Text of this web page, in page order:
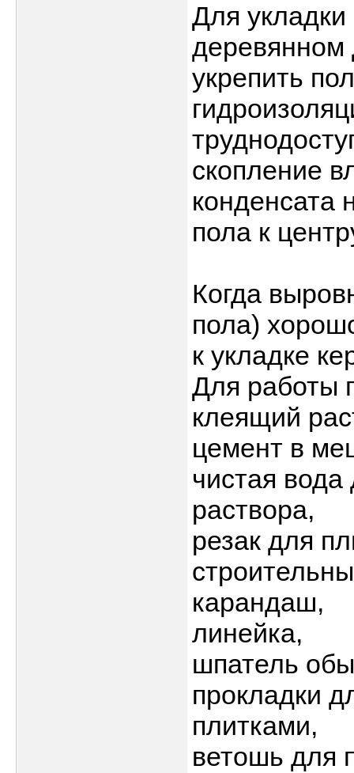
Для укладки
деревянном
укрепить
скопление
конденсата
пола к
Когда
пола)
к укладке
Для работы
клеящий
цемент в
чистая вода
раствора,
резак для
карандаш,
линейка,
шпатель
прокладки
плитками,
ветошь для